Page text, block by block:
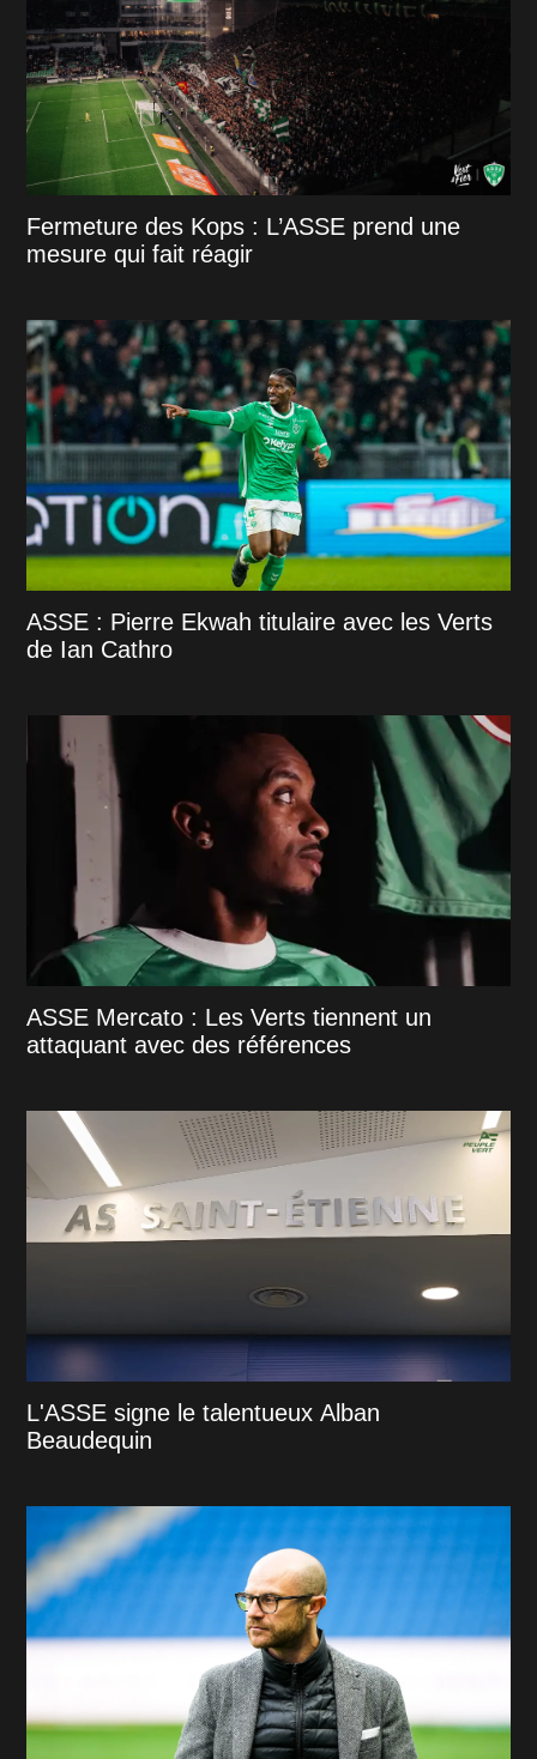
Fermeture des Kops : L’ASSE prend une
mesure qui fait réagir
ASSE : Pierre Ekwah titulaire avec les Verts
de Ian Cathro
ASSE Mercato : Les Verts tiennent un
attaquant avec des références
L'ASSE signe le talentueux Alban
Beaudequin